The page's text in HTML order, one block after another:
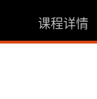
课程详情